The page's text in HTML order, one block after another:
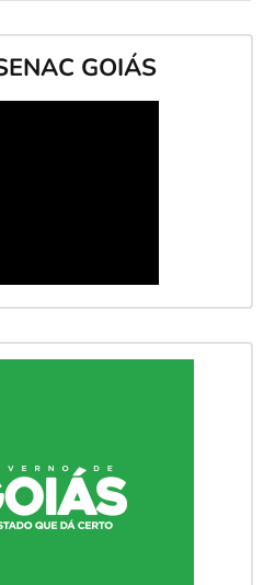
GOIÁS